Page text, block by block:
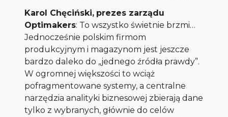
Karol Chęciński, prezes zarządu
Optimakers: To wszystko świetnie brzmi…
Jednocześnie polskim firmom
produkcyjnym i magazynom jest jeszcze
bardzo daleko do „jednego źródła prawdy”.
W ogromnej większości to wciąż
pofragmentowane systemy, a centralne
narzędzia analityki biznesowej zbierają dane
tylko z wybranych, głównie do celów